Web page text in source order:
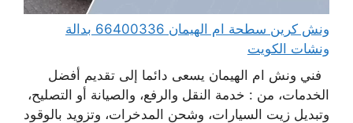
ونش كرين سطحة ام الهيمان 66400336 بدالة
ونشات الكويت
فني ونش ام الهيمان يسعى دائما إلى تقديم أفضل
الخدمات، من : خدمة النقل والرفع، والصيانة أو التصليح،
وتبديل زيت السيارات، وشحن المدخرات، وتزويد بالوقود